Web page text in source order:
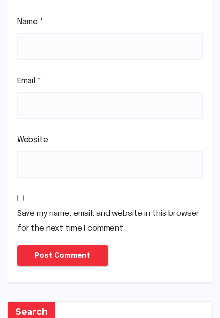
Name *
Email *
Website
Save my name, email, and website in this browser
for the next time I comment.
Search